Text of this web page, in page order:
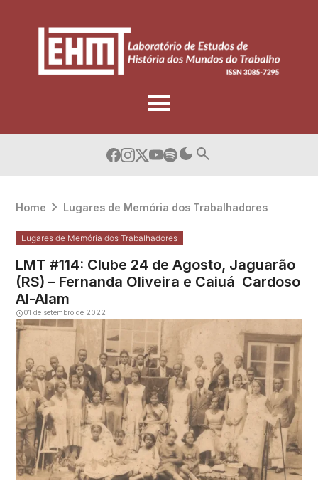
Home Lugares de Memória dos Trabalhadores
Lugares de Memória dos Trabalhadores
LMT #114: Clube 24 de Agosto, Jaguarão
(RS) – Fernanda Oliveira e Caiuá Cardoso
Al-Alam
01 de setembro de 2022